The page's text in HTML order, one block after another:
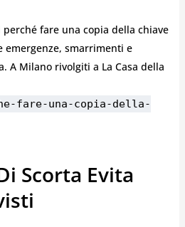
perché fare una copia della chiave
emergenze, smarrimenti e
A Milano rivolgiti a La Casa della
fare-una-copia-della-
Scorta Evita